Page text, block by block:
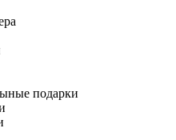
подарки